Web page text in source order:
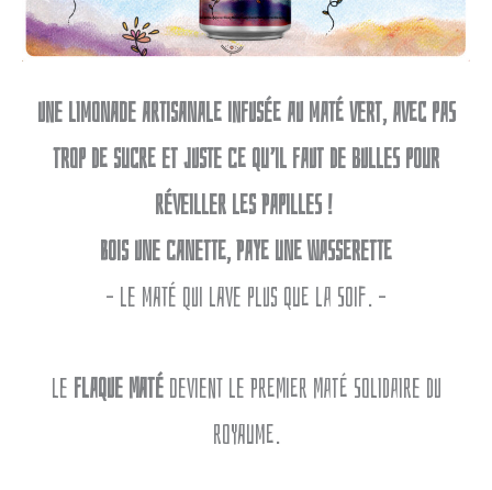
Une limonade artisanale infusée au maté vert, avec pas
trop de sucre et juste ce qu’il faut de bulles pour
réveiller les papilles !
BOIS UNE CANETTE, PAYE UNE WASSERETTE
– Le maté qui lave plus que la soif. –
Le Flaque Matédevient le premier maté solidaire du
royaume.